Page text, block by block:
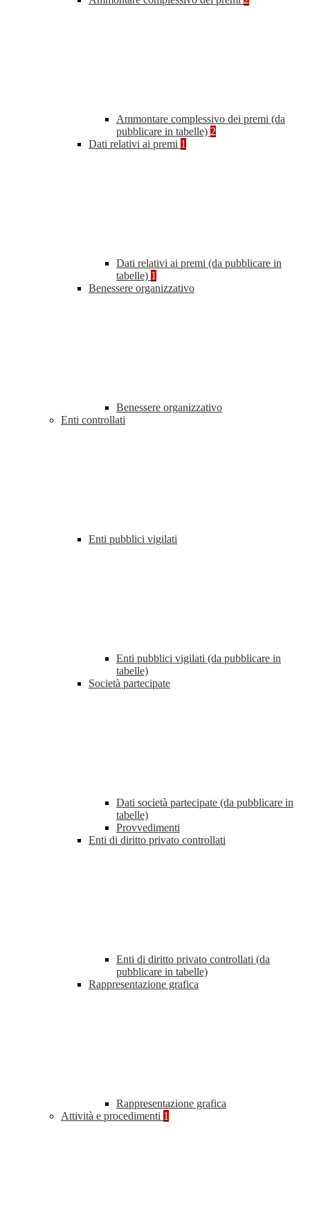
Ammontare complessivo dei premi (da
pubblicare in tabelle) 2
Dati relativi ai premi 1
Dati relativi ai premi (da pubblicare in
tabelle) 1
Benessere organizzativo
Benessere organizzativo
Enti controllati
Enti pubblici vigilati
Enti pubblici vigilati (da pubblicare in
tabelle)
Società partecipate
Dati società partecipate (da pubblicare in
tabelle)
Provvedimenti
Enti di diritto privato controllati
Enti di diritto privato controllati (da
pubblicare in tabelle)
Rappresentazione grafica
Rappresentazione grafica
Attività e procedimenti 1